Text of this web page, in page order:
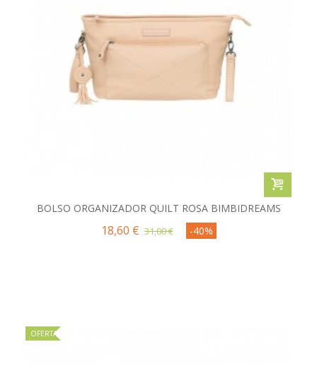
BOLSO ORGANIZADOR QUILT ROSA BIMBIDREAMS
18,60 € 31,00 € -40%
OFERTA